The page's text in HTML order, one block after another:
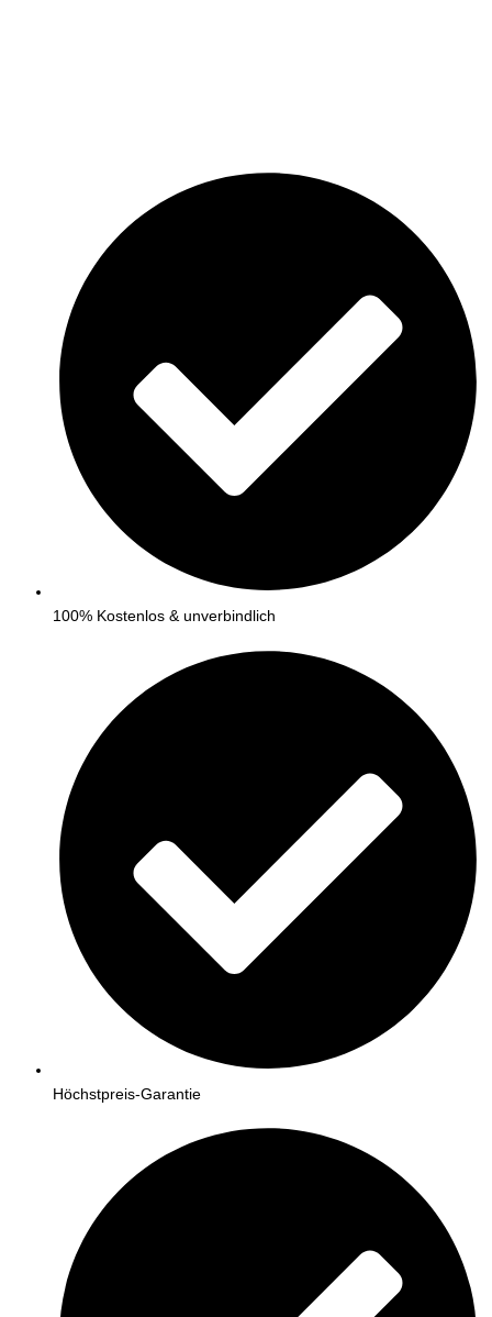
100% Kostenlos & unverbindlich
Höchstpreis-Garantie